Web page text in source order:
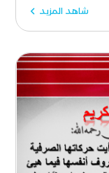
شاهد المزيد